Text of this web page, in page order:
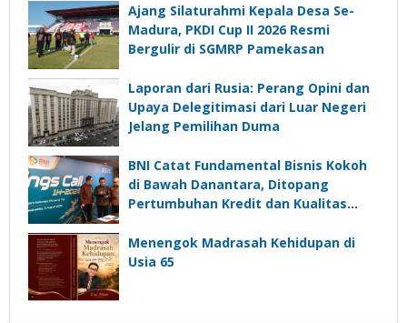
Ajang Silaturahmi Kepala Desa Se-
Madura, PKDI Cup II 2026 Resmi
Bergulir di SGMRP Pamekasan
Laporan dari Rusia: Perang Opini dan
Upaya Delegitimasi dari Luar Negeri
Jelang Pemilihan Duma
BNI Catat Fundamental Bisnis Kokoh
di Bawah Danantara, Ditopang
Pertumbuhan Kredit dan Kualitas
Menengok Madrasah Kehidupan di
Usia 65